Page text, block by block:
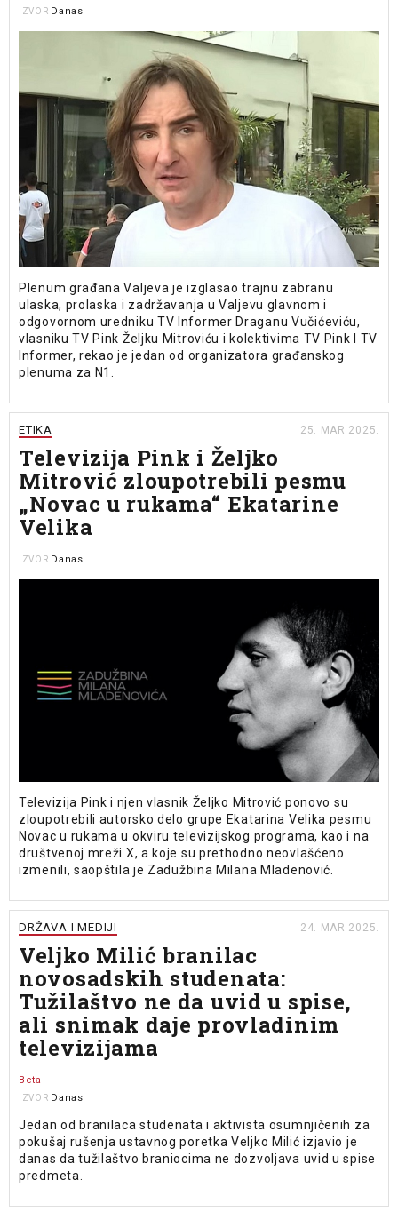
IZVOR Danas
Plenum građana Valjeva je izglasao trajnu zabranu
ulaska, prolaska i zadržavanja u Valjevu glavnom i
odgovornom uredniku TV Informer Draganu Vučićeviću,
vlasniku TV Pink Željku Mitroviću i kolektivima TV Pink I TV
Informer, rekao je jedan od organizatora građanskog
plenuma za N1.
ETIKA 25. MAR 2025.
Televizija Pink i Željko
Mitrović zloupotrebili pesmu
„Novac u rukama“ Ekatarine
Velika
IZVOR Danas
Televizija Pink i njen vlasnik Željko Mitrović ponovo su
zloupotrebili autorsko delo grupe Ekatarina Velika pesmu
Novac u rukama u okviru televizijskog programa, kao i na
društvenoj mreži X, a koje su prethodno neovlašćeno
izmenili, saopštila je Zadužbina Milana Mladenović.
DRŽAVA I MEDIJI 24. MAR 2025.
Veljko Milić branilac
novosadskih studenata:
Tužilaštvo ne da uvid u spise,
ali snimak daje provladinim
televizijama
Beta
IZVOR Danas
Jedan od branilaca studenata i aktivista osumnjičenih za
pokušaj rušenja ustavnog poretka Veljko Milić izjavio je
danas da tužilaštvo braniocima ne dozvoljava uvid u spise
predmeta.